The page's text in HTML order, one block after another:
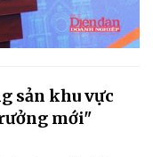
sản khu vực
mới"